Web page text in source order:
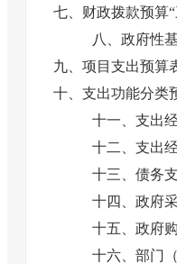
七、财政拨款预算
八、政府性
九、项目支出预算
十、支出功能分类
十一、支出
十二、支出
十三、债务
十四、政府
十五、政府
十六、部门